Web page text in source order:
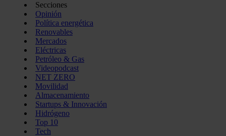
Secciones
Opinión
Política energética
Renovables
Mercados
Eléctricas
Petróleo & Gas
Videopodcast
NET ZERO
Movilidad
Almacenamiento
Startups & Innovación
Hidrógeno
Top 10
Tech